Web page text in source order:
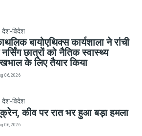
देश-विदेश
बायोएथिक्स कार्यशाला ने रांची
छात्रों को नैतिक स्वास्थ्य
के लिए तैयार किया
06, 2026
देश-विदेश
कीव पर रात भर हुआ बड़ा हमला
06, 2026